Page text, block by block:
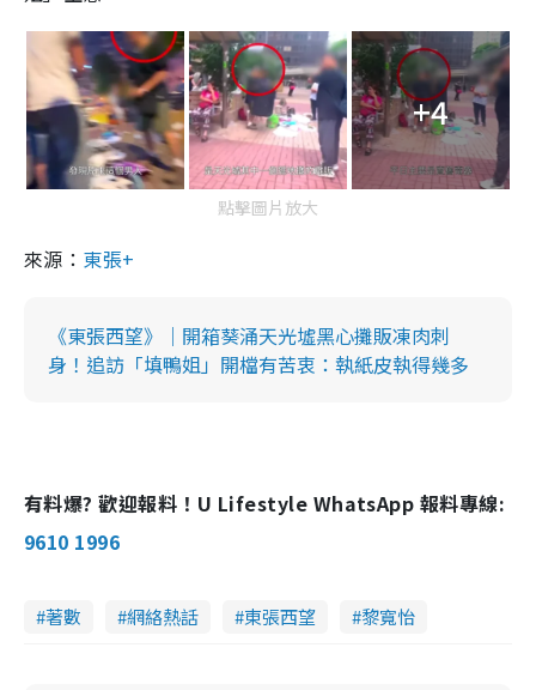
+4
點擊圖片放大
來源： 東張+
《東張西望》｜開箱葵涌天光墟黑心攤販凍肉刺
身！追訪「填鴨姐」開檔有苦衷：執紙皮執得幾多
有料爆? 歡迎報料！U Lifestyle WhatsApp 報料專線:
9610 1996
著數 網絡熱話 東張西望 黎寬怡